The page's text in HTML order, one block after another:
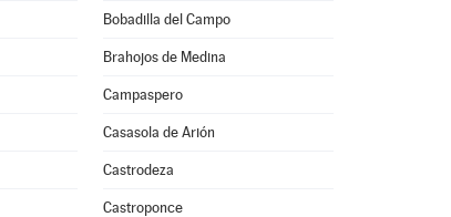
Bobadilla del Campo
Brahojos de Medina
Campaspero
Casasola de Arión
Castrodeza
Castroponce